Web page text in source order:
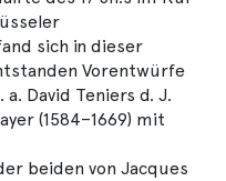
sich in dieser
Vorentwürfe
David Teniers d. J.
(1584–1669) mit
beiden von Jacques